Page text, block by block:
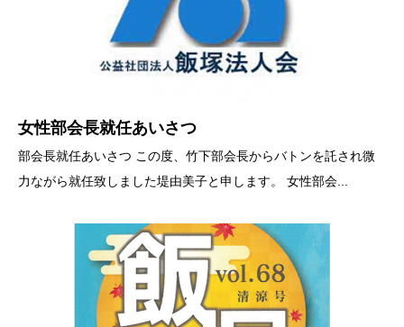
女性部会長就任あいさつ
部会長就任あいさつ この度、竹下部会長からバトンを託され微
力ながら就任致しました堤由美子と申します。 女性部会...